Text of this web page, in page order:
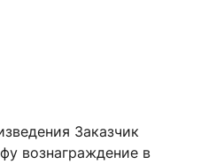
Заказчик
вознаграждение в